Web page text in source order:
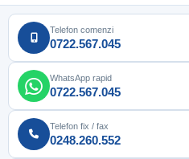
Telefon comenzi
0722.567.045
WhatsApp rapid
0722.567.045
Telefon fix / fax
0248.260.552